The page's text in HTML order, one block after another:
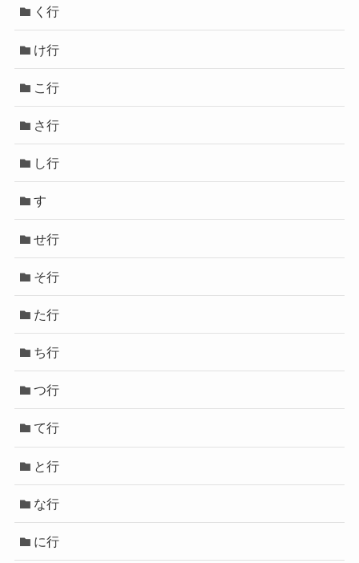
く行
け行
こ行
さ行
し行
す
せ行
そ行
た行
ち行
つ行
て行
と行
な行
に行